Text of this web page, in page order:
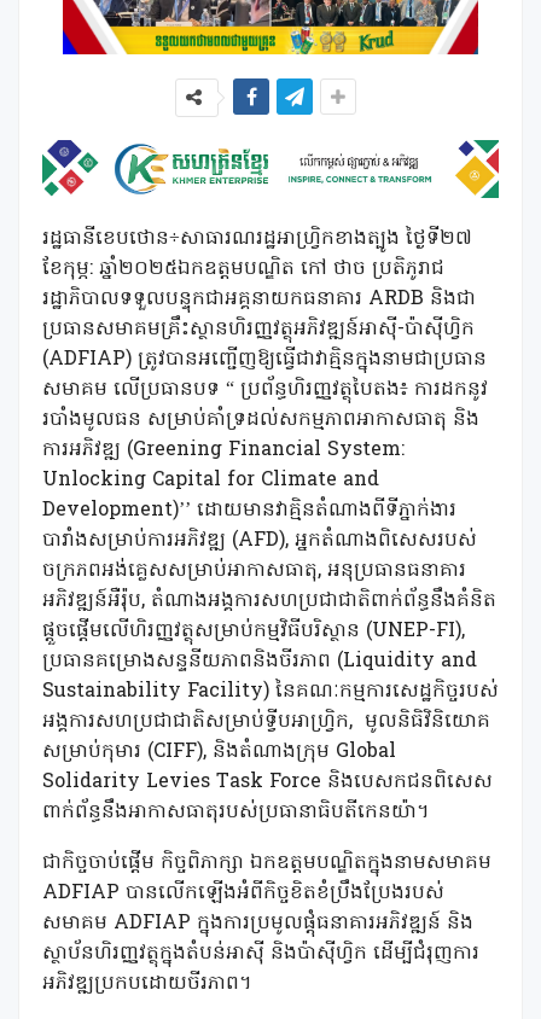
រដ្ឋធានីខេបថោន÷សាធារណរដ្ឋអាហ្វ្រិកខាងត្បូង ថ្ងៃទី២៧
ខែកុម្ភ: ឆ្នាំ២០២៥ឯកឧត្តមបណ្ឌិត កៅ ថាច ប្រតិភូរាជ
រដ្ឋាភិបាលទទួលបន្ទុកជាអគ្គនាយកធនាគារ ARDB និងជា
ប្រធានសមាគមគ្រឹះស្ថានហិរញ្ញវត្ថុអភិវឌ្ឍន៍អាស៊ី-ប៉ាស៊ីហ្វិក
(ADFIAP) ត្រូវបានអញ្ជើញឱ្យធ្វើជាវាគ្មិនក្នុងនាមជាប្រធាន
សមាគម លើប្រធានបទ “ ប្រព័ន្ធហិរញ្ញវត្ថុបៃតង៖ ការដកនូវ
របាំងមូលធន សម្រាប់គាំទ្រដល់សកម្មភាពអាកាសធាតុ និង
ការអភិវឌ្ឍ (Greening Financial System:
Unlocking Capital for Climate and
Development)’’ ដោយមានវាគ្មិនតំណាងពីទីភ្នាក់ងារ
បារាំងសម្រាប់ការអភិវឌ្ឍ (AFD), អ្នកតំណាងពិសេសរបស់
ចក្រភពអង់គ្លេសសម្រាប់អាកាសធាតុ, អនុប្រធានធនាគារ
អភិវឌ្ឍន៍អឺរ៉ុប, តំណាងអង្គការសហប្រជាជាតិពាក់ព័ន្ធនឹងគំនិត
ផ្តួចផ្តើមលើហិរញ្ញវត្ថុសម្រាប់កម្មវិធីបរិស្ថាន (UNEP-FI),
ប្រធានគម្រោងសន្ទនីយភាពនិងចីរភាព (Liquidity and
Sustainability Facility) នៃគណៈកម្មការសេដ្ឋកិច្ចរបស់
អង្គការសហប្រជាជាតិសម្រាប់ទ្វីបអាហ្វ្រិក, មូលនិធិវិនិយោគ
សម្រាប់កុមារ (CIFF), និងតំណាងក្រុម Global
Solidarity Levies Task Force និងបេសកជនពិសេស
ពាក់ព័ន្ធនឹងអាកាសធាតុរបស់ប្រធានាធិបតីកេនយ៉ា។
ជាកិច្ចចាប់ផ្តើម កិច្ចពិភាក្សា ឯកឧត្តមបណ្ឌិតក្នុងនាមសមាគម
ADFIAP បានលើកឡើងអំពីកិច្ចខិតខំប្រឹងប្រែងរបស់
សមាគម ADFIAP ក្នុងការប្រមូលផ្តុំធនាគារអភិវឌ្ឍន៍ និង
ស្ថាប័នហិរញ្ញវត្ថុក្នុងតំបន់អាស៊ី និងប៉ាស៊ីហ្វិក ដើម្បីជំរុញការ
អភិវឌ្ឍប្រកបដោយចីរភាព។